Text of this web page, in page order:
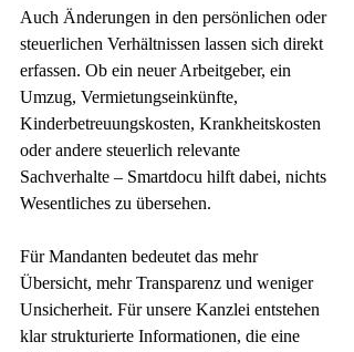
Auch Änderungen in den persönlichen oder
steuerlichen Verhältnissen lassen sich direkt
erfassen. Ob ein neuer Arbeitgeber, ein
Umzug, Vermietungseinkünfte,
Kinderbetreuungskosten, Krankheitskosten
oder andere steuerlich relevante
Sachverhalte – Smartdocu hilft dabei, nichts
Wesentliches zu übersehen.
Für Mandanten bedeutet das mehr
Übersicht, mehr Transparenz und weniger
Unsicherheit. Für unsere Kanzlei entstehen
klar strukturierte Informationen, die eine